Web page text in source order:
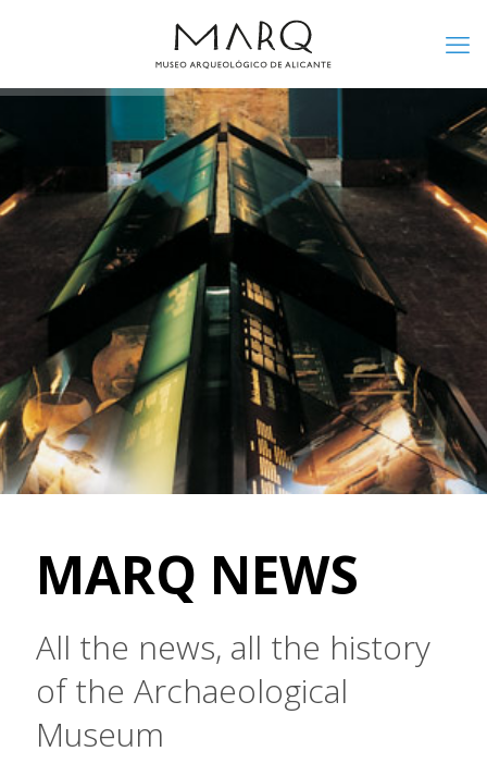
MARQ NEWS
All the news, all the history
of the Archaeological
Museum